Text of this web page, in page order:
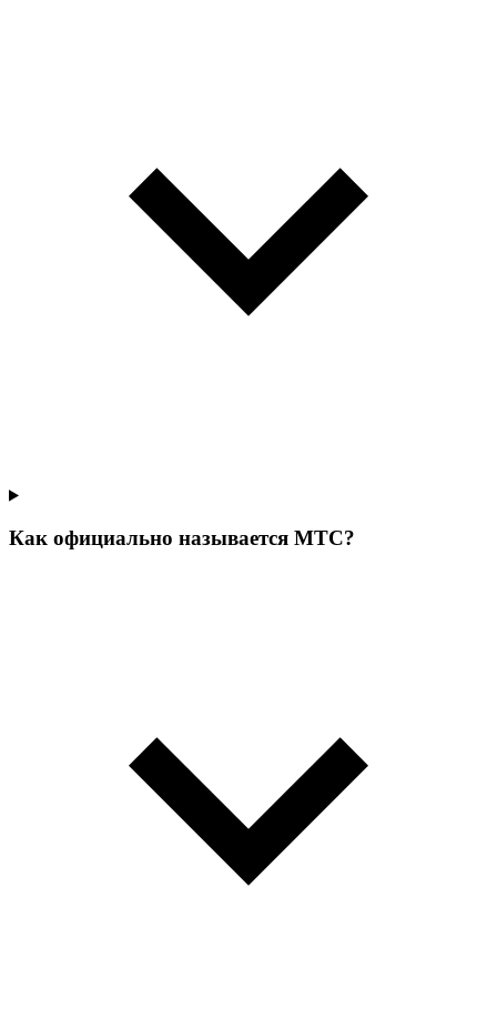
Как официально называется МТС?